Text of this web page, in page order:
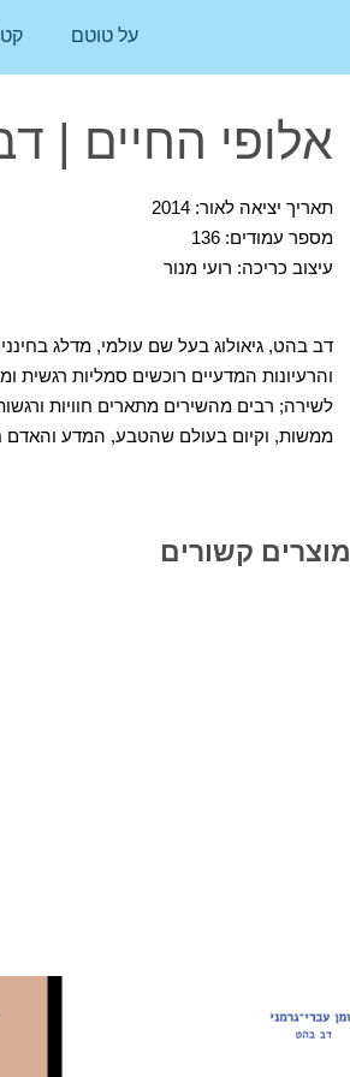
על טוטם
אלופי החיים |
תאריך יציאה לאור: 2014
מספר עמודים: 136
עיצוב כריכה: רועי מנור
דב בהט, גיאולוג בעל שם עולמי, מדלג
והרעיונות המדעיים רוכשים סמליות
לשירה; רבים מהשירים מתארים חוויות
ממשות, וקיום בעולם שהטבע, המדע והאדם
מוצרים קשורים